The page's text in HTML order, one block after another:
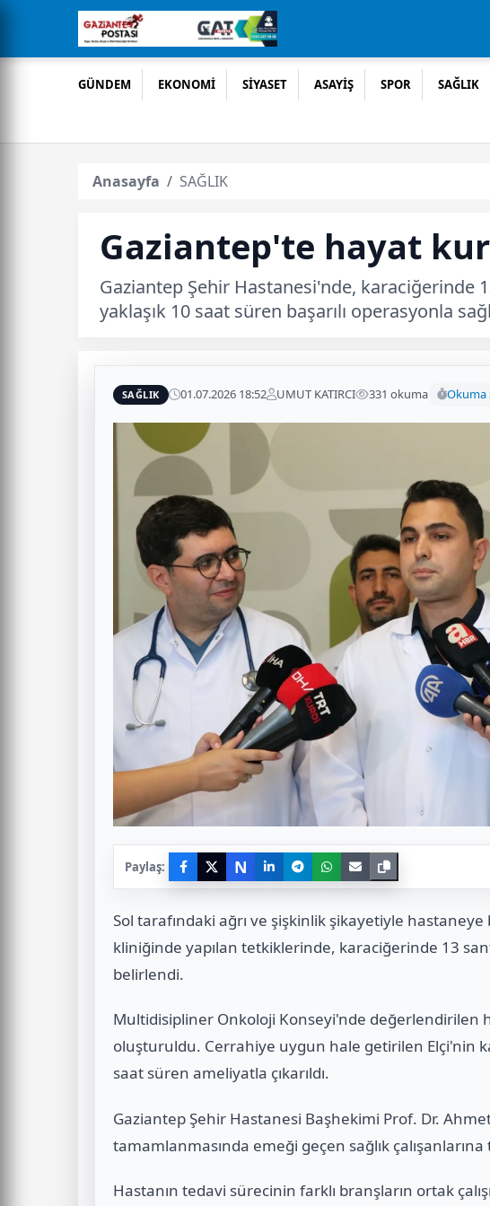
GÜNDEM EKONOMİ SİYASET ASAYİŞ SPOR SAĞLIK
Anasayfa SAĞLIK
Gaziantep'te hayat
Gaziantep Şehir Hastanesi'nde, karaciğerinde
yaklaşık 10 saat süren başarılı operasyonla
SAĞLIK 01.07.2026 18:52 UMUT KATIRCI 331 okuma Okuma
Paylaş: N
Sol tarafındaki ağrı ve şişkinlik şikayetiyle
kliniğinde yapılan tetkiklerinde, karaciğerinde 13
belirlendi.
Multidisipliner Onkoloji Konseyi'nde değerlendirilen
oluşturuldu. Cerrahiye uygun hale getirilen Elçi'nin
saat süren ameliyatla çıkarıldı.
Gaziantep Şehir Hastanesi Başhekimi Prof. Dr.
tamamlanmasında emeği geçen sağlık
Hastanın tedavi sürecinin farklı branşların ortak